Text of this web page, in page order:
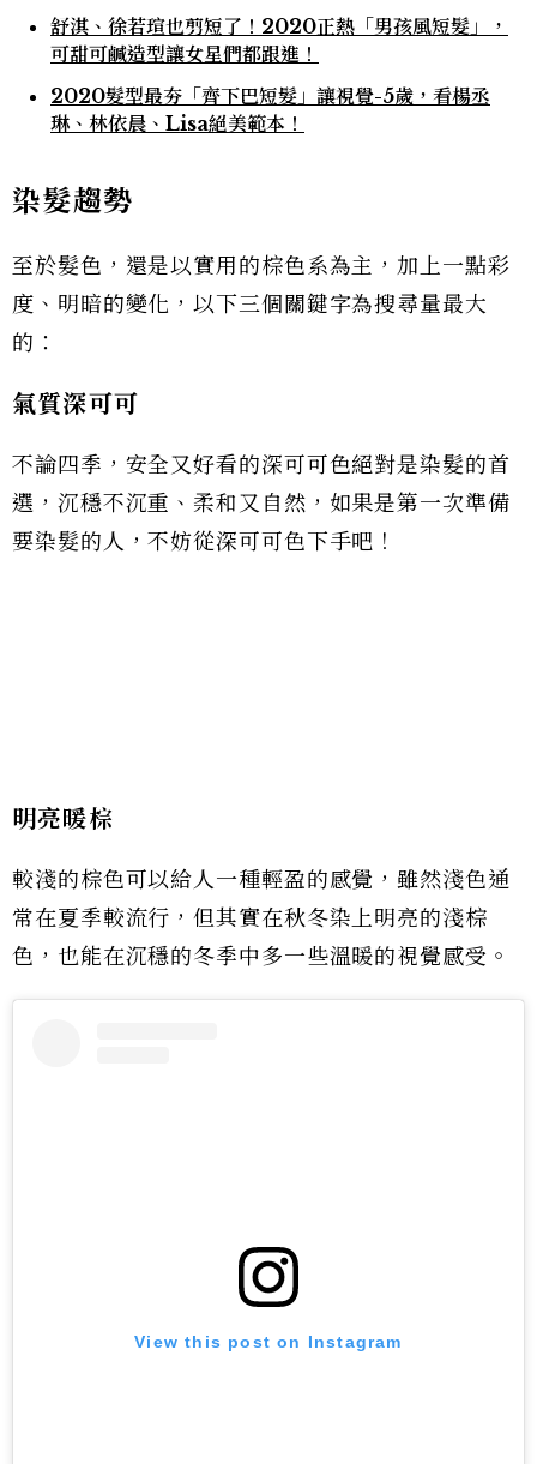
舒淇、徐若瑄也剪短了！2020正熱「男孩風短髮」，
可甜可鹹造型讓女星們都跟進！
2020髮型最夯「齊下巴短髮」讓視覺-5歲，看楊丞
琳、林依晨、Lisa絕美範本！
染髮趨勢
至於髮色，還是以實用的棕色系為主，加上一點彩
度、明暗的變化，以下三個關鍵字為搜尋量最大
的：
氣質深可可
不論四季，安全又好看的深可可色絕對是染髮的首
選，沉穩不沉重、柔和又自然，如果是第一次準備
要染髮的人，不妨從深可可色下手吧！
明亮暖棕
較淺的棕色可以給人一種輕盈的感覺，雖然淺色通
常在夏季較流行，但其實在秋冬染上明亮的淺棕
色，也能在沉穩的冬季中多一些溫暖的視覺感受。
View this post on Instagram